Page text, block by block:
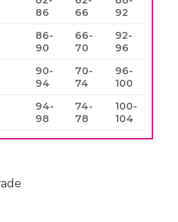
86
66
92
86-
90
66-
70
92-
96
90-
94
70-
74
96-
100
94-
98
74-
78
100-
104